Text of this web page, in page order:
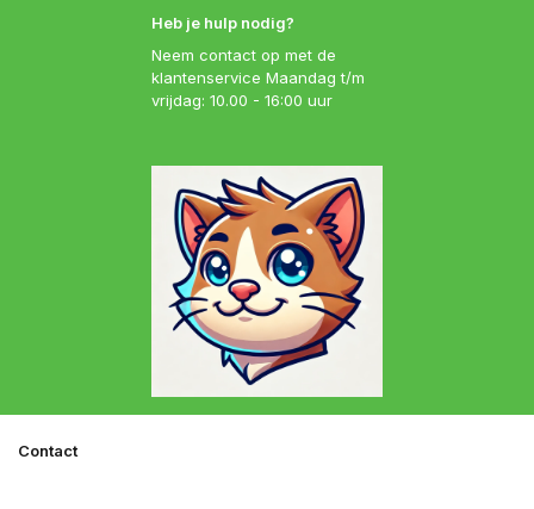
Heb je hulp nodig?
Neem contact op met de
klantenservice Maandag t/m
vrijdag: 10.00 - 16:00 uur
Contact